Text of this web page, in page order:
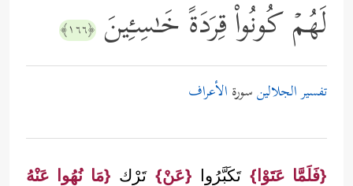
لَهُمۡ كُونُواْ قِرَدَةً خَـٰسِـِٔینَ ﴿١٦٦﴾
تفسير الجلالينسورة الأعراف
{فَلَمَّا عَتَوْا} تَكَبَّرُوا {عَنْ} تَرْك {مَا نُهُوا عَنْهُ